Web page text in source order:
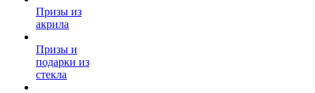
Призы из
акрила
Призы и
подарки из
стекла